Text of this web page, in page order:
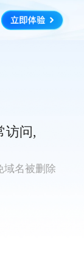
访问,
域名被删除